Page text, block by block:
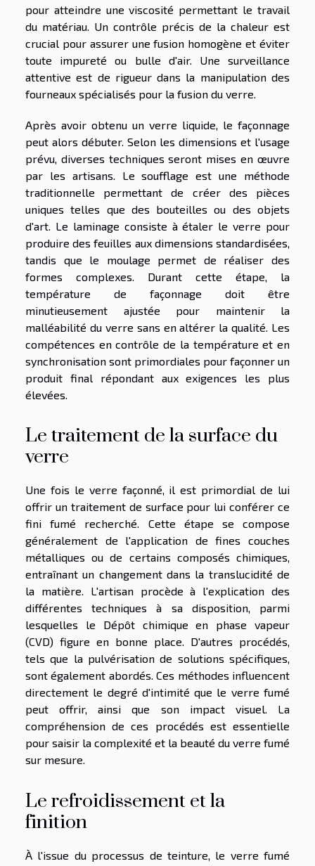
pour atteindre une viscosité permettant le travail
du matériau. Un contrôle précis de la chaleur est
crucial pour assurer une fusion homogène et éviter
toute impureté ou bulle d'air. Une surveillance
attentive est de rigueur dans la manipulation des
fourneaux spécialisés pour la fusion du verre.
Après avoir obtenu un verre liquide, le façonnage
peut alors débuter. Selon les dimensions et l'usage
prévu, diverses techniques seront mises en œuvre
par les artisans. Le soufflage est une méthode
traditionnelle permettant de créer des pièces
uniques telles que des bouteilles ou des objets
d'art. Le laminage consiste à étaler le verre pour
produire des feuilles aux dimensions standardisées,
tandis que le moulage permet de réaliser des
formes complexes. Durant cette étape, la
température de façonnage doit être
minutieusement ajustée pour maintenir la
malléabilité du verre sans en altérer la qualité. Les
compétences en contrôle de la température et en
synchronisation sont primordiales pour façonner un
produit final répondant aux exigences les plus
élevées.
Le traitement de la surface du
verre
Une fois le verre façonné, il est primordial de lui
offrir un traitement de surface pour lui conférer ce
fini fumé recherché. Cette étape se compose
généralement de l'application de fines couches
métalliques ou de certains composés chimiques,
entraînant un changement dans la translucidité de
la matière. L'artisan procède à l'explication des
différentes techniques à sa disposition, parmi
lesquelles le Dépôt chimique en phase vapeur
(CVD) figure en bonne place. D'autres procédés,
tels que la pulvérisation de solutions spécifiques,
sont également abordés. Ces méthodes influencent
directement le degré d'intimité que le verre fumé
peut offrir, ainsi que son impact visuel. La
compréhension de ces procédés est essentielle
pour saisir la complexité et la beauté du verre fumé
sur mesure.
Le refroidissement et la
finition
À l'issue du processus de teinture, le verre fumé